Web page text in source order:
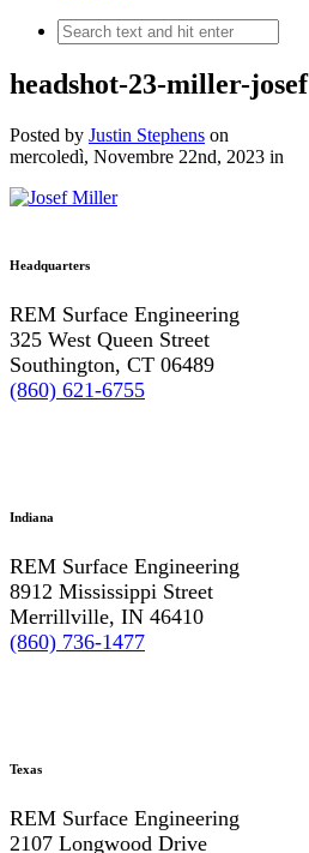
headshot-23-miller-josef
Posted by Justin Stephens on
mercoledì, Novembre 22nd, 2023 in
Headquarters
REM Surface Engineering
325 West Queen Street
Southington, CT 06489
(860) 621-6755
Indiana
REM Surface Engineering
8912 Mississippi Street
Merrillville, IN 46410
(860) 736-1477
Texas
REM Surface Engineering
2107 Longwood Drive